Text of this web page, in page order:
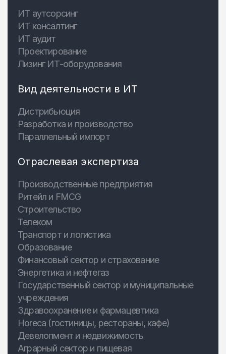
ИТ аутсорсинг
ИТ консалтинг
ИТ аудит
Проектирование
Лизинг ИТ-оборудования
Вид деятельности в ИТ
Дистрибьюция
Разработка и производство
Параллельный импорт
Отраслевая экспертиза
Производственные предприятия
Ритейл и FMCG
Строительство
Телеком
Транспорт и логистика
Образование
Финансовый сектор и страхование
Энергетика и нефтегаз
Государственный сектор и муниципальные
учреждения
Здравоохранение и фармацевтика
Horeca (гостиницы, рестораны, кафе)
Девелопмент и недвижимость
Аграрный сектор и пищевая